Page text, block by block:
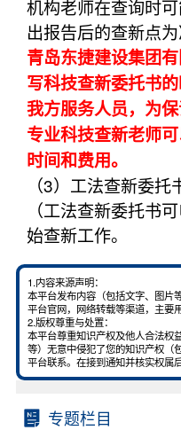
机构老师在查询时
出报告后的查新点为
青岛东捷建设集团
写科技查新委托书
我方服务人员，为
专业科技查新老师
时间和费用。
（3）工法查新委
（工法查新委托书
始查新工作。
1.内容来源声明：
本平台发布内容（包括文字、图片
平台官网，网络转载等渠道，主要
2.版权尊重与处置：
本平台尊重知识产权及他人合法权
等）无意中侵犯了您的知识产权（
平台联系。在接到通知并核实权属
专题栏目